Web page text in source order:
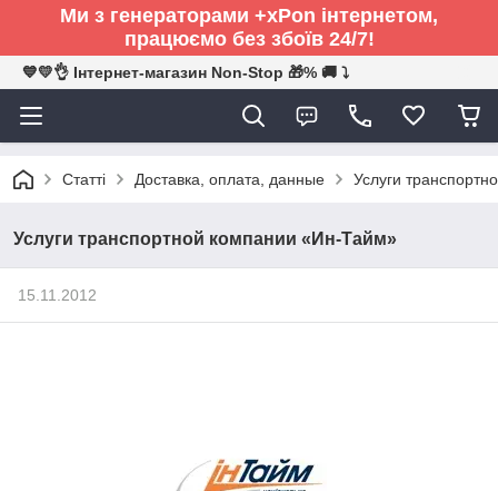
Ми з генераторами +xPon інтернетом,
працюємо без збоїв 24/7!
💙💛👌 Інтернет-магазин Non-Stop 🎁% 🚚 ⤵
Статті Доставка, оплата, данные Услуги
Услуги транспортной компании «Ин-Тайм»
15.11.2012